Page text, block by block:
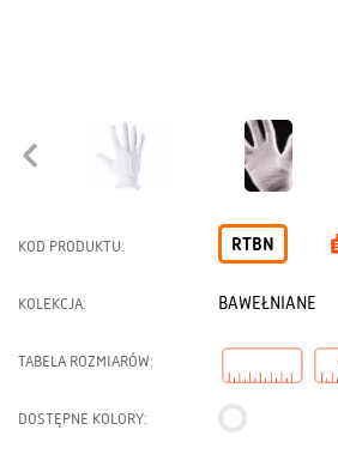
KOD PRODUKTU: RTBN
KOLEKCJA: BAWEŁNIANE
TABELA ROZMIARÓW:
DOSTĘPNE KOLORY: